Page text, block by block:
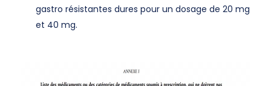
gastro résistantes dures pour un dosage de 20 mg
et 40 mg.